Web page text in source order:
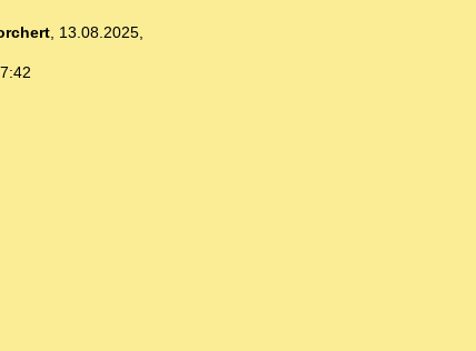
, 13.08.2025,